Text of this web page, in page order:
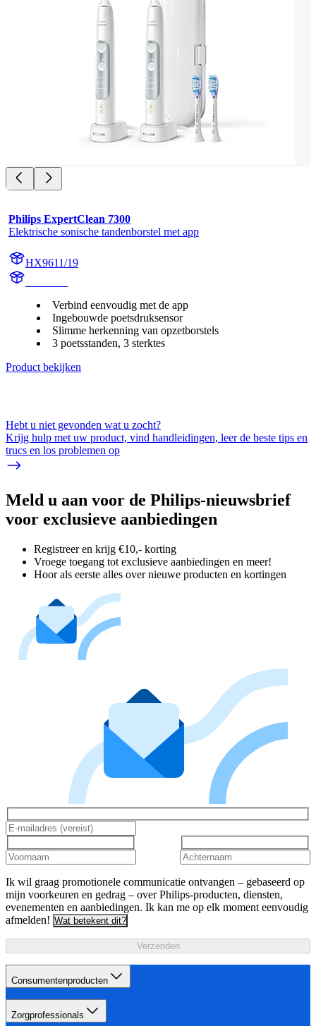
Philips ExpertClean 7300
Elektrische sonische tandenborstel met app
HX9611/19
Verbind eenvoudig met de app
Ingebouwde poetsdruksensor
Slimme herkenning van opzetborstels
3 poetsstanden, 3 sterktes
Product bekijken
Hebt u niet gevonden wat u zocht?
Krijg hulp met uw product, vind handleidingen, leer de beste tips en
trucs en los problemen op
Meld u aan voor de Philips-nieuwsbrief
voor exclusieve aanbiedingen
Registreer en krijg €10,- korting
Vroege toegang tot exclusieve aanbiedingen en meer!
Hoor als eerste alles over nieuwe producten en kortingen
Ik wil graag promotionele communicatie ontvangen – gebaseerd op
mijn voorkeuren en gedrag – over Philips-producten, diensten,
evenementen en aanbiedingen. Ik kan me op elk moment eenvoudig
afmelden! Wat betekent dit?
Verzenden
Consumentenproducten
Zorgprofessionals